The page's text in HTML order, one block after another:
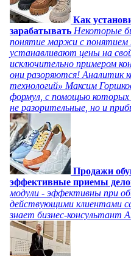
Как
зарабатывать Некоторые
понятие маржи с понятием
устанавливают цены на
исключительно примером
они разоряются! Аналитик
технологий» Максим
формул, с помощью
не разорительные, но и
Продажи
эффективные приемы
модули - эффективны при
действующими клиентами
знает бизнес-консультант